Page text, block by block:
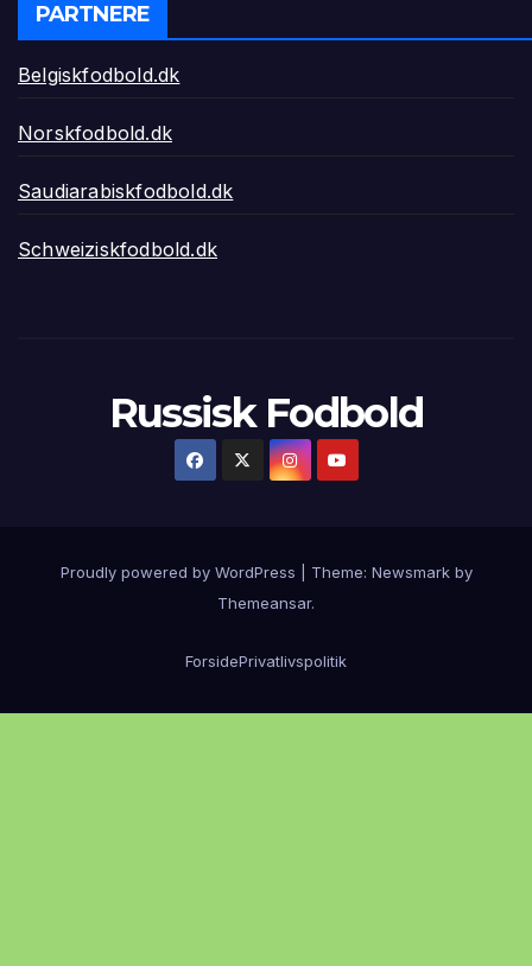
PARTNERE
Belgiskfodbold.dk
Norskfodbold.dk
Saudiarabiskfodbold.dk
Schweiziskfodbold.dk
Russisk Fodbold
Proudly powered by WordPress Theme: Newsmarkby
Themeansar.
ForsidePrivatlivspolitik